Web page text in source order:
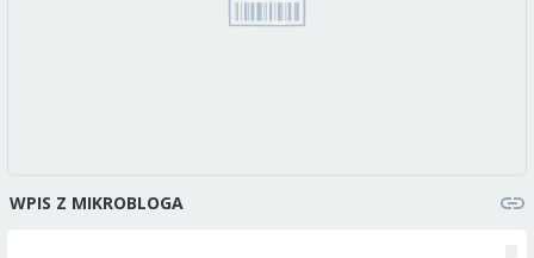
WPIS Z MIKROBLOGA